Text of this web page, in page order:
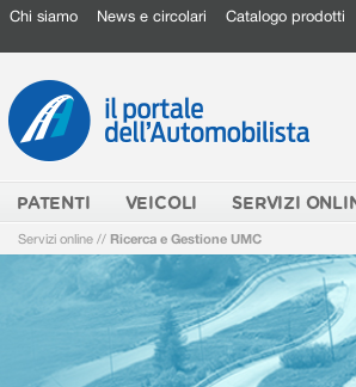
Chi siamo News e circolari Catalogo prodotti
PATENTI VEICOLI SERVIZI
Servizi online // Ricerca e Gestione UMC